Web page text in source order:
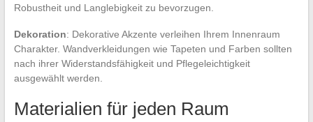
Robustheit und Langlebigkeit zu bevorzugen.
Dekoration: Dekorative Akzente verleihen Ihrem Innenraum
Charakter. Wandverkleidungen wie Tapeten und Farben sollten
nach ihrer Widerstandsfähigkeit und Pflegeleichtigkeit
ausgewählt werden.
Materialien für jeden Raum